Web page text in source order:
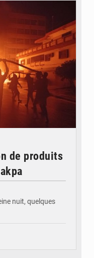
de produits
nuit, quelques